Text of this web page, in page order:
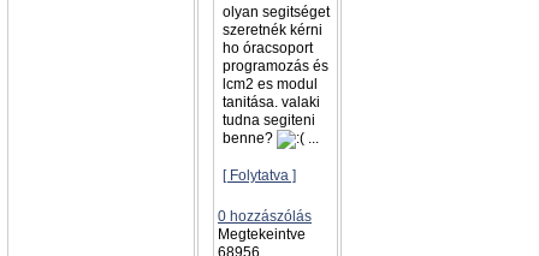
olyan segitséget
szeretnék kérni
ho óracsoport
programozás és
lcm2 es modul
tanitása. valaki
tudna segiteni
benne?
...
[ Folytatva ]
0 hozzászólás
Megtekeintve